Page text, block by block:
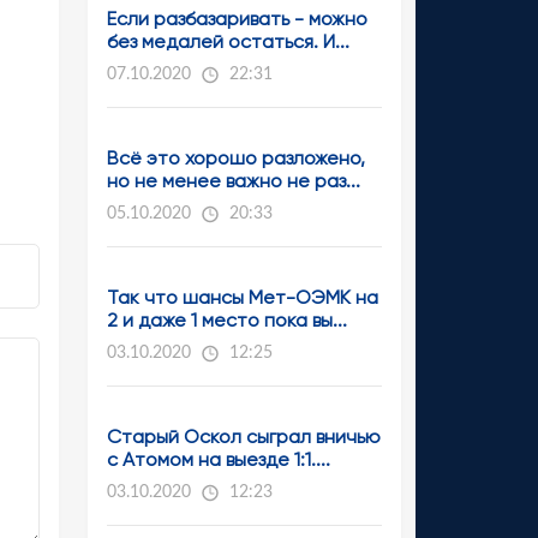
Если разбазаривать - можно
без медалей остаться. И...
07.10.2020 22:31
Всё это хорошо разложено,
но не менее важно не раз...
05.10.2020 20:33
Так что шансы Мет-ОЭМК на
2 и даже 1 место пока вы...
03.10.2020 12:25
Старый Оскол сыграл вничью
с Атомом на выезде 1:1....
03.10.2020 12:23